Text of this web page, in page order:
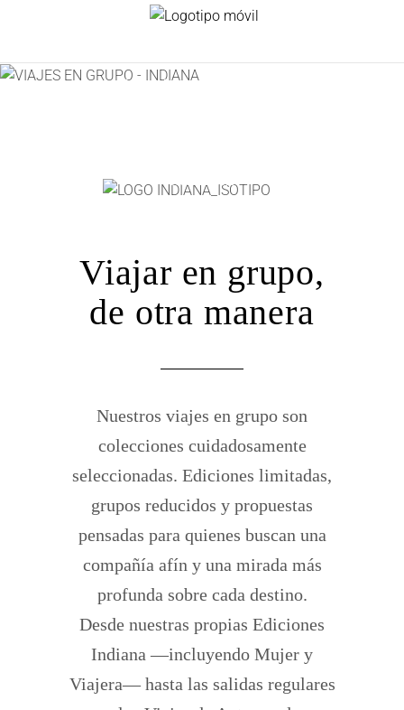
experiencias auténticas y un
Viajar en grupo,
de otra manera
Nuestros viajes en grupo son
colecciones cuidadosamente
seleccionadas. Ediciones limitadas,
grupos reducidos y propuestas
pensadas para quienes buscan una
compañía afín y una mirada más
profunda sobre cada destino.
Desde nuestras propias Ediciones
Indiana —incluyendo Mujer y
Viajera— hasta las salidas regulares